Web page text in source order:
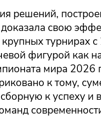
решений,
свою
турнирах
фигурой как
мира 2026
к тому,
к успеху